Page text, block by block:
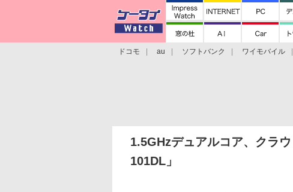
ドコモ au ソフトバンク ワイモバイル
1.5GHzデュアルコア、クラ
101DL」